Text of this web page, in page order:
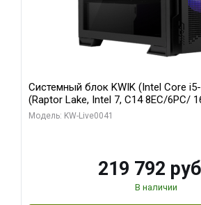
Системный блок KWIK (Intel Core i5-
(Raptor Lake, Intel 7, C14 8EC/6PC/
модуля)/ Palit RTX5080 GAMINGPRO
Модель: KW-Live0041
219 792
В наличии